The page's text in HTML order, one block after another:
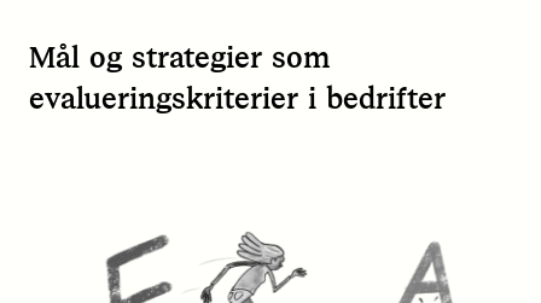
Mål og strategier som
evalueringskriterier i bedrifter